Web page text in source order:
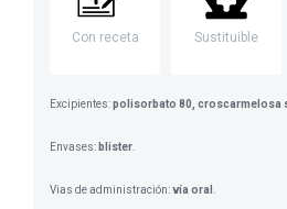
Con receta Sustituible
Excipientes:polisorbato 80, croscarmelosa
Envases: blister
Vias de administración:vía oral